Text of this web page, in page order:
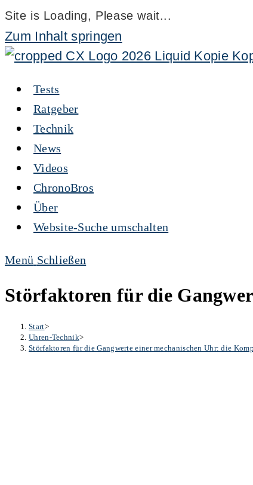
Site is Loading, Please wait...
Zum Inhalt springen
Tests
Ratgeber
Technik
News
Videos
ChronoBros
Über
Website-Suche umschalten
Menü Schließen
Störfaktoren für die
Start>
Uhren-Technik>
Störfaktoren für die Gangwerte einer mechanischen Uhr: die